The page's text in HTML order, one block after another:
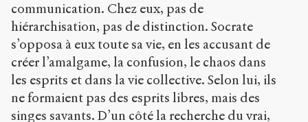
communication. Chez eux, pas de
hiérarchisation, pas de distinction. Socrate
s’opposa à eux toute sa vie, en les accusant de
créer l’amalgame, la confusion, le chaos dans
les esprits et dans la vie collective. Selon lui, ils
ne formaient pas des esprits libres, mais des
singes savants. D’un côté la recherche du vrai,